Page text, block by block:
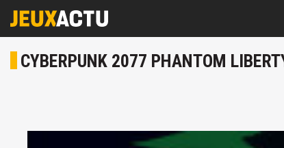
CYBERPUNK 2077 PHANTOM